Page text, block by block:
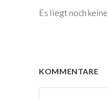
Es liegt noch
KOMMENTARE